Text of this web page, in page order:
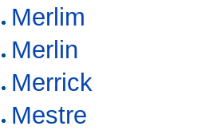
Merlim
Merlin
Merrick
Mestre